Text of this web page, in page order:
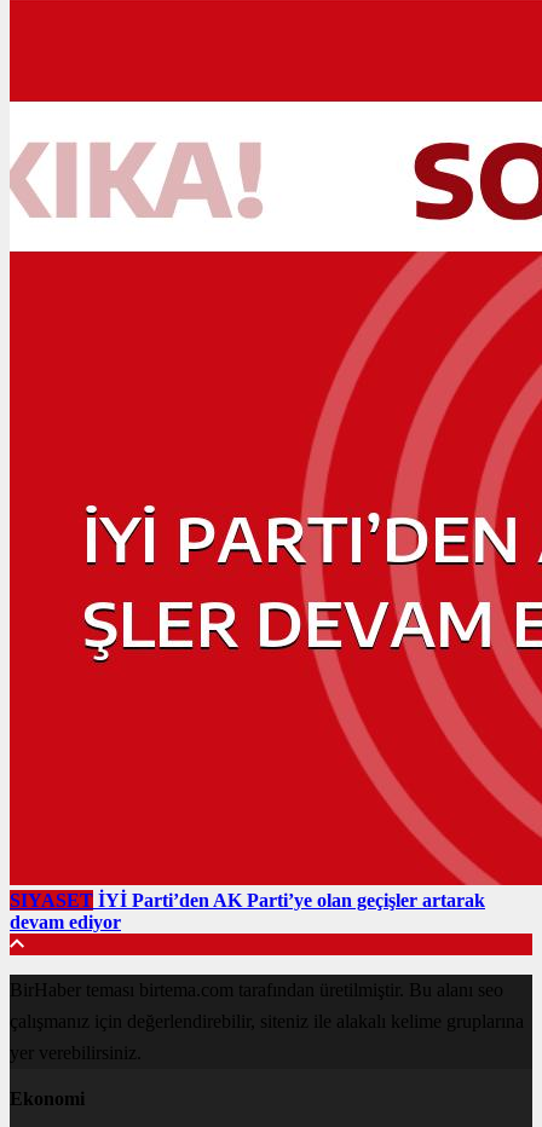
SIYASET İYİ Parti’den AK Parti’ye olan geçişler artarak
devam ediyor
BirHaber teması birtema.com tarafından üretilmiştir. Bu alanı seo
çalışmanız için değerlendirebilir, siteniz ile alakalı kelime gruplarına
yer verebilirsiniz.
Ekonomi